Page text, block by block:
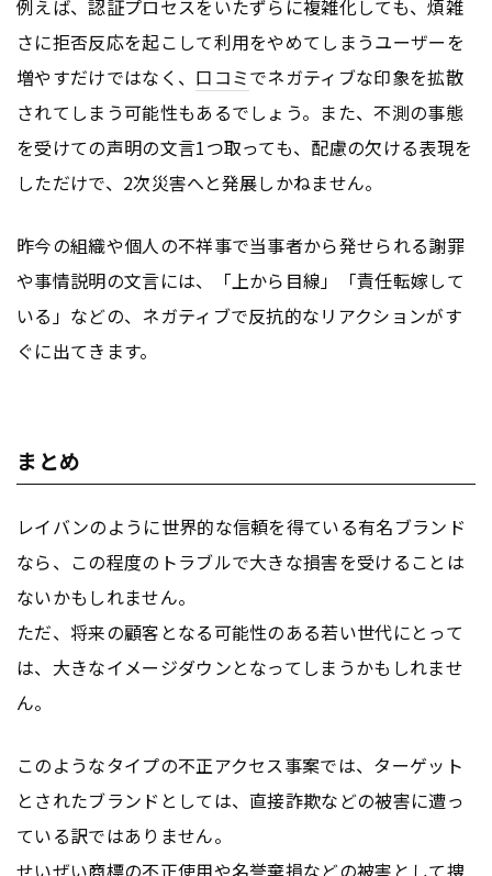
例えば、認証プロセスをいたずらに複雑化しても、煩雑
さに拒否反応を起こして利用をやめてしまうユーザーを
増やすだけではなく、 口コミでネガティブな印象を拡散
されてしまう可能性もあるでしょう。また、不測の事態
を受けての声明の文言1つ取っても、配慮の欠ける表現を
しただけで、2次災害へと発展しかねません。
昨今の組織や個人の不祥事で当事者から発せられる謝罪
や事情説明の文言には、「上から目線」「責任転嫁して
いる」などの、ネガティブで反抗的なリアクションがす
ぐに出てきます。
まとめ
レイバンのように世界的な信頼を得ている有名ブランド
なら、この程度のトラブルで大きな損害を受けることは
ないかもしれません。
ただ、将来の顧客となる可能性のある若い世代にとって
は、大きなイメージダウンとなってしまうかもしれませ
ん。
このようなタイプの不正アクセス事案では、ターゲット
とされたブランドとしては、直接詐欺などの被害に遭っ
ている訳ではありません。
せいぜい商標の不正使用や名誉棄損などの被害として捜